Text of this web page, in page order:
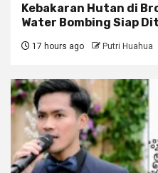
Kebakaran Hutan di
Water Bombing Siap
17 hours ago Putri Huahua